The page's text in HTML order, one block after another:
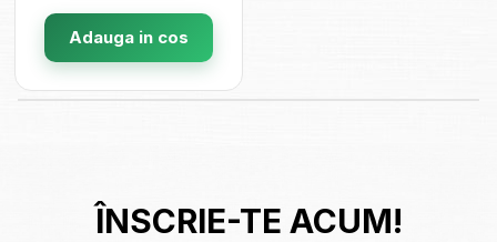
Adauga in cos
ÎNSCRIE-TE ACUM!